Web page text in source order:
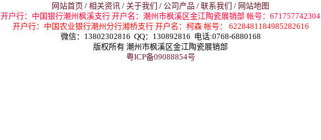
网站首页 / 相关资讯 / 关于我们 / 公司产品 / 联系我们 / 网站地图
开户行：中国银行潮州枫溪支行 开户名：潮州市枫溪区金江陶瓷展销部 帐号：671757742304
开户行：中国农业银行潮州分行湘桥支行 开户名：柯森 帐号： 6228481184985282616
微信：13802302816 QQ：130892816 电话:0768-6880168
版权所有 潮州市枫溪区金江陶瓷展销部
粤ICP备09088854号